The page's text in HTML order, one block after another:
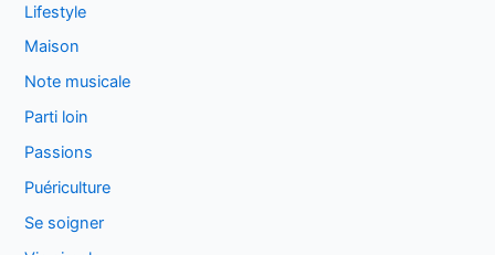
Lifestyle
Maison
Note musicale
Parti loin
Passions
Puériculture
Se soigner